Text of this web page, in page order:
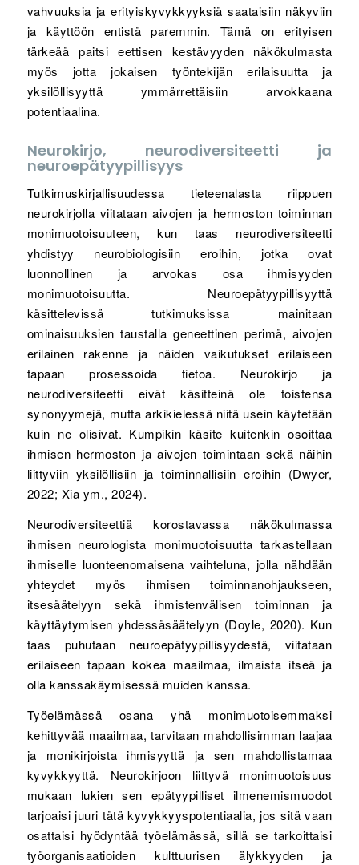
vahvuuksia ja erityiskyvykkyyksiä saataisiin näkyviin
ja käyttöön entistä paremmin. Tämä on erityisen
tärkeää paitsi eettisen kestävyyden näkökulmasta
myös jotta jokaisen työntekijän erilaisuutta ja
yksilöllisyyttä ymmärrettäisiin arvokkaana
potentiaalina.
Neurokirjo, neurodiversiteetti ja
neuroepätyypillisyys
Tutkimuskirjallisuudessa tieteenalasta riippuen
neurokirjolla viitataan aivojen ja hermoston toiminnan
monimuotoisuuteen, kun taas neurodiversiteetti
yhdistyy neurobiologisiin eroihin, jotka ovat
luonnollinen ja arvokas osa ihmisyyden
monimuotoisuutta. Neuroepätyypillisyyttä
käsittelevissä tutkimuksissa mainitaan
ominaisuuksien taustalla geneettinen perimä, aivojen
erilainen rakenne ja näiden vaikutukset erilaiseen
tapaan prosessoida tietoa. Neurokirjo ja
neurodiversiteetti eivät käsitteinä ole toistensa
synonyymejä, mutta arkikielessä niitä usein käytetään
kuin ne olisivat. Kumpikin käsite kuitenkin osoittaa
ihmisen hermoston ja aivojen toimintaan sekä näihin
liittyviin yksilöllisiin ja toiminnallisiin eroihin (Dwyer,
2022; Xia ym., 2024).
Neurodiversiteettiä korostavassa näkökulmassa
ihmisen neurologista monimuotoisuutta tarkastellaan
ihmiselle luonteenomaisena vaihteluna, jolla nähdään
yhteydet myös ihmisen toiminnanohjaukseen,
itsesäätelyyn sekä ihmistenvälisen toiminnan ja
käyttäytymisen yhdessäsäätelyyn (Doyle, 2020). Kun
taas puhutaan neuroepätyypillisyydestä, viitataan
erilaiseen tapaan kokea maailmaa, ilmaista itseä ja
olla kanssakäymisessä muiden kanssa.
Työelämässä osana yhä monimuotoisemmaksi
kehittyvää maailmaa, tarvitaan mahdollisimman laajaa
ja monikirjoista ihmisyyttä ja sen mahdollistamaa
kyvykkyyttä. Neurokirjoon liittyvä monimuotoisuus
mukaan lukien sen epätyypilliset ilmenemismuodot
tarjoaisi juuri tätä kyvykkyyspotentiaalia, jos sitä vaan
osattaisi hyödyntää työelämässä, sillä se tarkoittaisi
työorganisaatioiden kulttuurisen älykkyyden ja